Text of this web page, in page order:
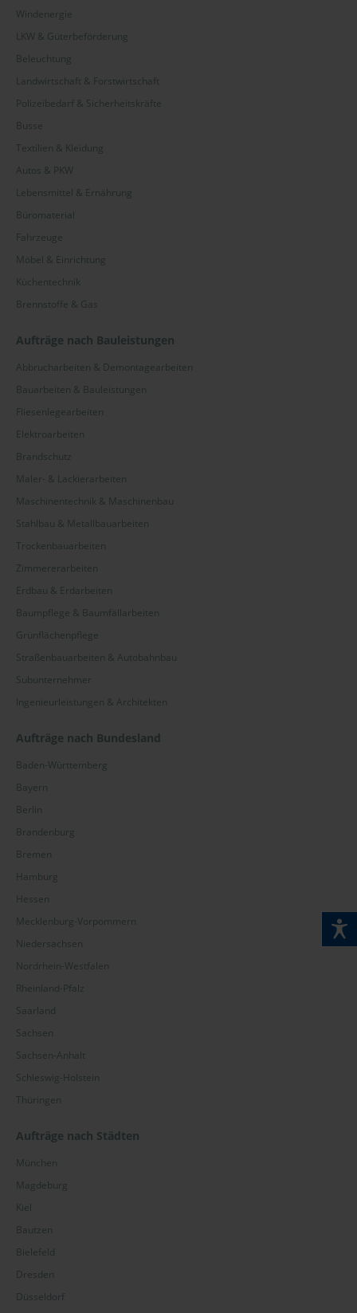
Windenergie
LKW & Güterbeförderung
Beleuchtung
Landwirtschaft & Forstwirtschaft
Polizeibedarf & Sicherheitskräfte
Busse
Textilien & Kleidung
Autos & PKW
Lebensmittel & Ernährung
Büromaterial
Fahrzeuge
Möbel & Einrichtung
Küchentechnik
Brennstoffe & Gas
Aufträge nach Bauleistungen
Abbrucharbeiten & Demontagearbeiten
Bauarbeiten & Bauleistungen
Fliesenlegearbeiten
Elektroarbeiten
Brandschutz
Maler- & Lackierarbeiten
Maschinentechnik & Maschinenbau
Stahlbau & Metallbauarbeiten
Trockenbauarbeiten
Zimmererarbeiten
Erdbau & Erdarbeiten
Baumpflege & Baumfällarbeiten
Grünflächenpflege
Straßenbauarbeiten & Autobahnbau
Subunternehmer
Ingenieurleistungen & Architekten
Aufträge nach Bundesland
Baden-Württemberg
Bayern
Berlin
Brandenburg
Bremen
Hamburg
Hessen
Mecklenburg-Vorpommern
Niedersachsen
Nordrhein-Westfalen
Rheinland-Pfalz
Saarland
Sachsen
Sachsen-Anhalt
Schleswig-Holstein
Thüringen
Aufträge nach Städten
München
Magdeburg
Kiel
Bautzen
Bielefeld
Dresden
Düsseldorf